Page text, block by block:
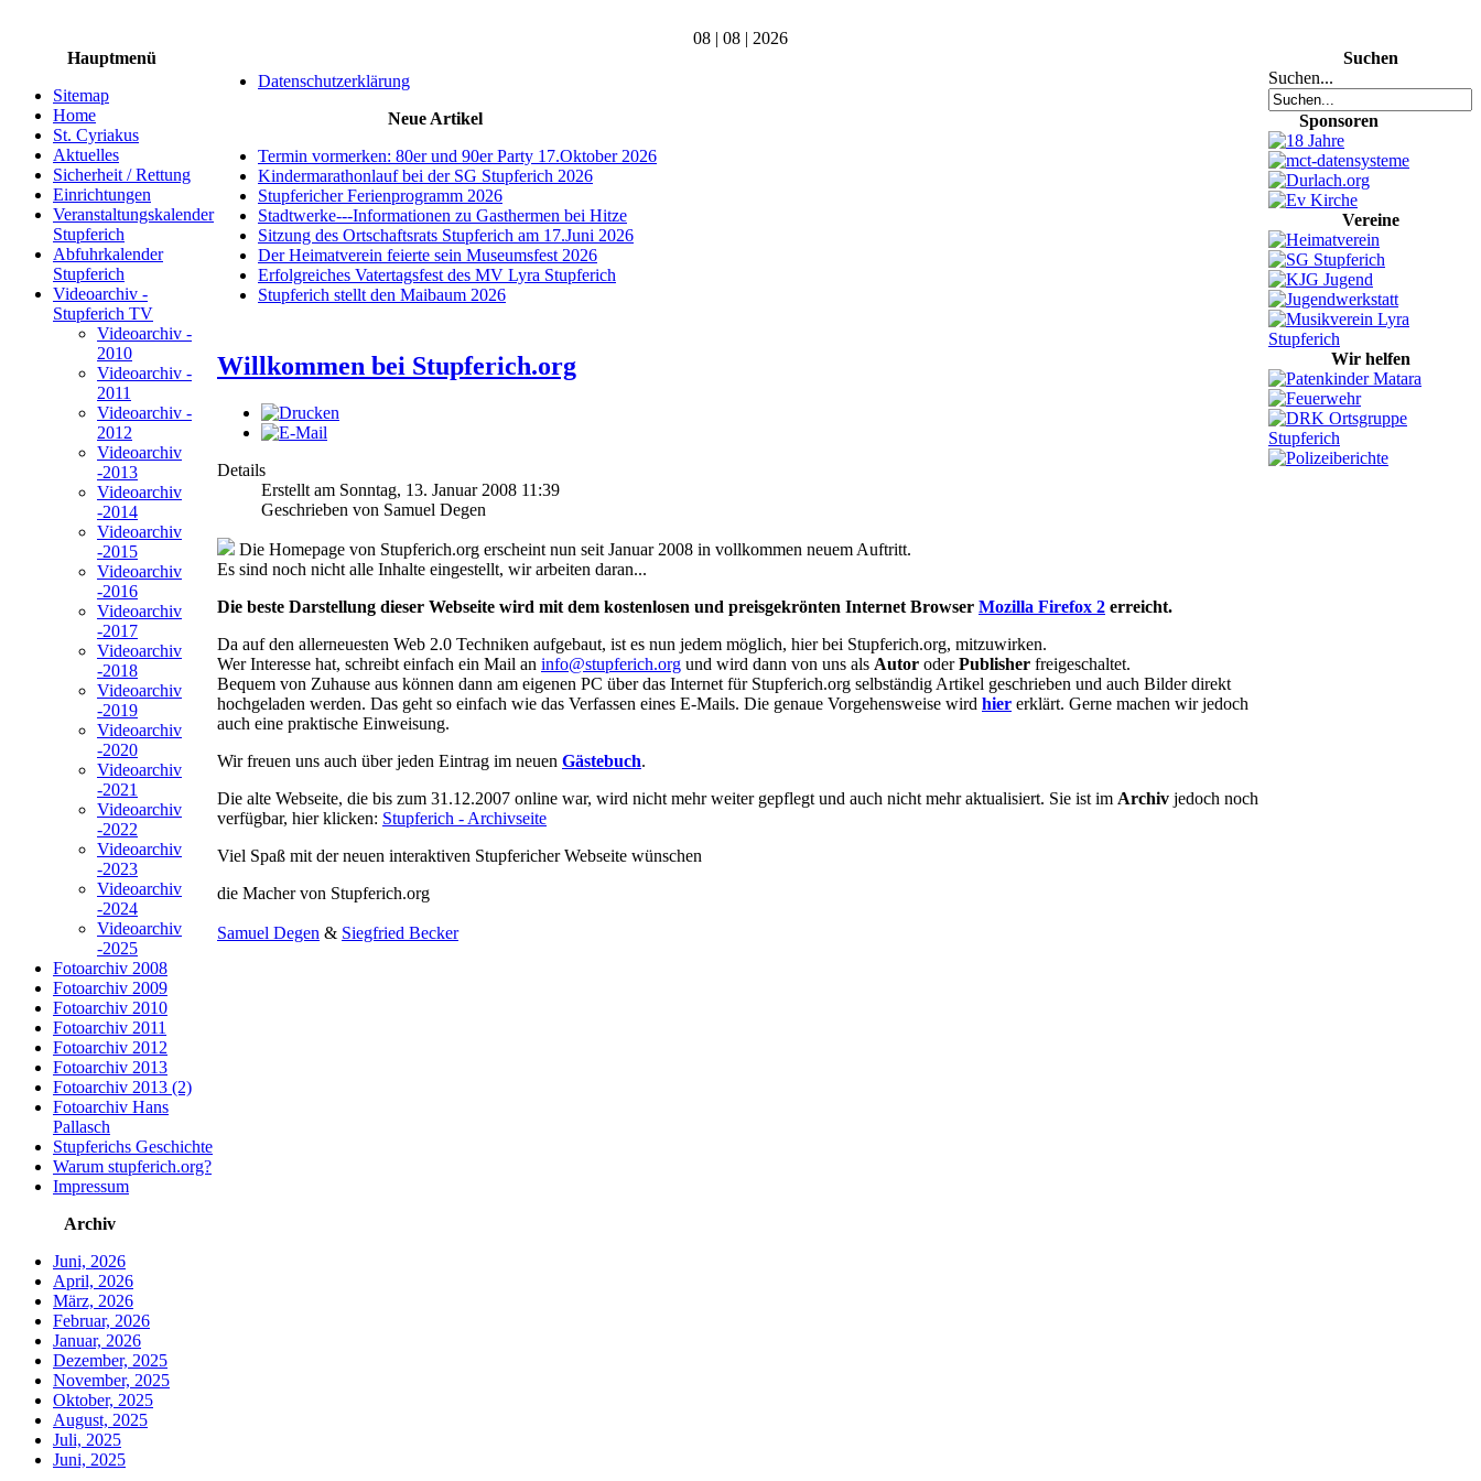
08 | 08 | 2026
Hauptmenü
Sitemap
Home
St. Cyriakus
Aktuelles
Sicherheit / Rettung
Einrichtungen
Veranstaltungskalender
Stupferich
Abfuhrkalender
Stupferich
Videoarchiv -
Stupferich TV
Videoarchiv -
2010
Videoarchiv -
2011
Videoarchiv -
2012
Videoarchiv
-2013
Videoarchiv
-2014
Videoarchiv
-2015
Videoarchiv
-2016
Videoarchiv
-2017
Videoarchiv
-2018
Videoarchiv
-2019
Videoarchiv
-2020
Videoarchiv
-2021
Videoarchiv
-2022
Videoarchiv
-2023
Videoarchiv
-2024
Videoarchiv
-2025
Fotoarchiv 2008
Fotoarchiv 2009
Fotoarchiv 2010
Fotoarchiv 2011
Fotoarchiv 2012
Fotoarchiv 2013
Fotoarchiv 2013 (2)
Fotoarchiv Hans
Pallasch
Stupferichs Geschichte
Warum stupferich.org?
Impressum
Archiv
Juni, 2026
April, 2026
März, 2026
Februar, 2026
Januar, 2026
Dezember, 2025
November, 2025
Oktober, 2025
August, 2025
Juli, 2025
Juni, 2025
Datenschutzerklärung
Neue Artikel
Termin vormerken: 80er und 90er Party 17.Oktober 2026
Kindermarathonlauf bei der SG Stupferich 2026
Stupfericher Ferienprogramm 2026
Stadtwerke---Informationen zu Gasthermen bei Hitze
Sitzung des Ortschaftsrats Stupferich am 17.Juni 2026
Der Heimatverein feierte sein Museumsfest 2026
Erfolgreiches Vatertagsfest des MV Lyra Stupferich
Stupferich stellt den Maibaum 2026
Willkommen bei Stupferich.org
Details
Erstellt am Sonntag, 13. Januar 2008 11:39
Geschrieben von Samuel Degen
Die Homepage von Stupferich.org erscheint nun seit Januar 2008 in vollkommen neuem Auftritt.
Es sind noch nicht alle Inhalte eingestellt, wir arbeiten daran...
Die beste Darstellung dieser Webseite wird mit dem kostenlosen und preisgekrönten Internet Browser Mozilla Firefox 2 erreicht.
Da auf den allerneuesten Web 2.0 Techniken aufgebaut, ist es nun jedem möglich, hier bei Stupferich.org, mitzuwirken.
Wer Interesse hat, schreibt einfach ein Mail an info@stupferich.org und wird dann von uns als Autor oderPublisher freigeschaltet.
Bequem von Zuhause aus können dann am eigenen PC über das Internet für Stupferich.org selbständig Artikel geschrieben und auch Bilder direkt
hochgeladen werden. Das geht so einfach wie das Verfassen eines E-Mails. Die genaue Vorgehensweise wird hier erklärt. Gerne machen wir jedoch
auch eine praktische Einweisung.
Wir freuen uns auch über jeden Eintrag im neuen Gästebuch.
Die alte Webseite, die bis zum 31.12.2007 online war, wird nicht mehr weiter gepflegt und auch nicht mehr aktualisiert. Sie ist im Archiv jedoch noch
verfügbar, hier klicken: Stupferich - Archivseite
Viel Spaß mit der neuen interaktiven Stupfericher Webseite wünschen
die Macher von Stupferich.org
Samuel Degen & Siegfried Becker
Suchen
Suchen...
Sponsoren
Vereine
Wir helfen